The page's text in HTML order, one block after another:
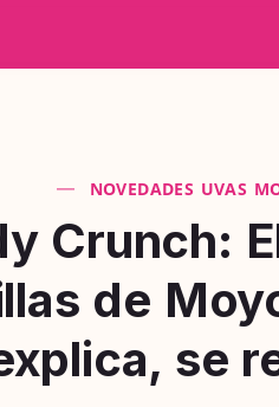
NOVEDADES UVAS
Crunch:
de
se